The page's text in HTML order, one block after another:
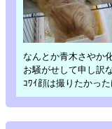
なんとか青木さやか
お騒がせして申し訳
ｺﾜｲ顔は撮りたかっ